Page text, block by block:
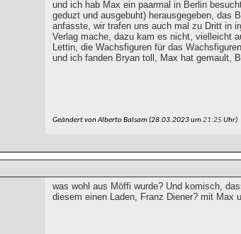
und ich hab Max ein paarmal in Berlin
geduzt und ausgebuht) herausgegeben, das
anfasste, wir trafen uns auch mal zu Dritt in
Verlag mache, dazu kam es nicht, vielleicht
Lettin, die Wachsfiguren für das
und ich fanden Bryan toll, Max hat gemault,
Geändert von Alberto Balsam (28.03.2023 um21:25Uhr)
was wohl aus Möffi wurde? Und komisch,
diesem einen Laden, Franz Diener? mit Max